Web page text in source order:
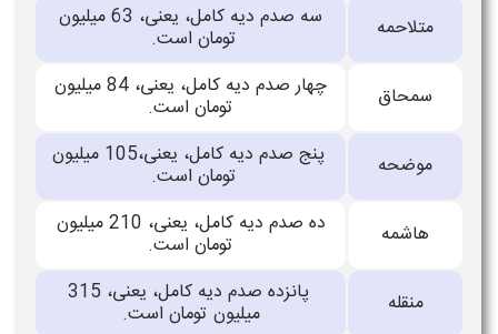
متلاحمه
سه صدم دیه کامل، یعنی، 63 میلیون
تومان است.
سمحاق
چهار صدم دیه کامل، یعنی، 84 میلیون
تومان است.
موضحه
پنج صدم دیه کامل، یعنی،105 میلیون
تومان است.
هاشمه
ده صدم دیه کامل، یعنی، 210 میلیون
تومان است.
منقله
پانزده صدم دیه کامل، یعنی، 315
میلیون تومان است.